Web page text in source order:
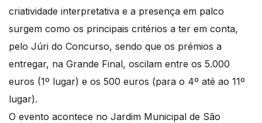
criatividade interpretativa e a presença em palco
surgem como os principais critérios a ter em conta,
pelo Júri do Concurso, sendo que os prémios a
entregar, na Grande Final, oscilam entre os 5.000
euros (1º lugar) e os 500 euros (para o 4º até ao 11º
lugar).
O evento acontece no Jardim Municipal de São